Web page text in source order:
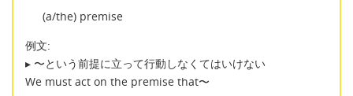
(a/the) premise
例文:
▸ 〜という前提に立って行動しなくてはいけない
We must act on the premise that〜